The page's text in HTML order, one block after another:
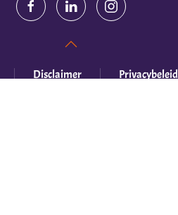
Disclaimer Privacybeleid